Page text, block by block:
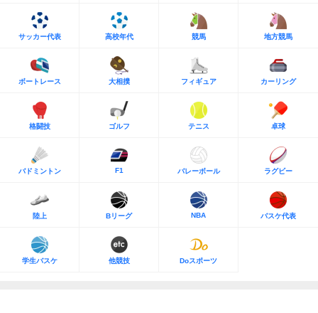
サッカー代表 高校年代 競馬 地方競馬
ボートレース 大相撲 フィギュア カーリング
格闘技 ゴルフ テニス 卓球
バドミントン F1 バレーボール ラグビー
陸上 Bリーグ NBA バスケ代表
学生バスケ 他競技 Doスポーツ